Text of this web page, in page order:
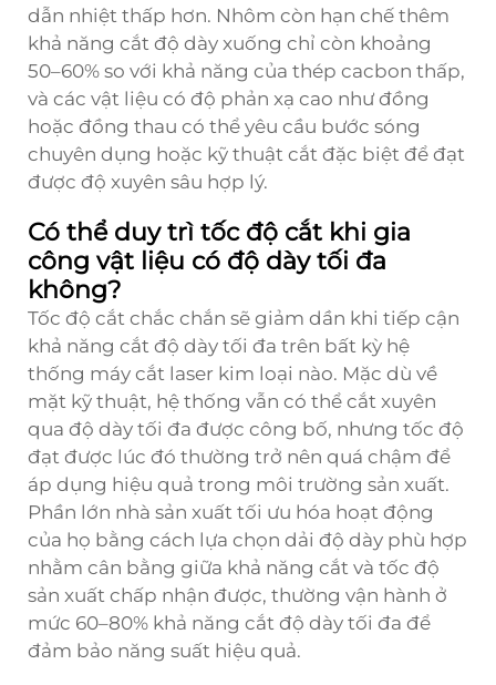
dẫn nhiệt thấp hơn. Nhôm còn hạn chế thêm
khả năng cắt độ dày xuống chỉ còn khoảng
50–60% so với khả năng của thép cacbon thấp,
và các vật liệu có độ phản xạ cao như đồng
hoặc đồng thau có thể yêu cầu bước sóng
chuyên dụng hoặc kỹ thuật cắt đặc biệt để đạt
được độ xuyên sâu hợp lý.
Có thể duy trì tốc độ cắt khi gia
công vật liệu có độ dày tối đa
không?
Tốc độ cắt chắc chắn sẽ giảm dần khi tiếp cận
khả năng cắt độ dày tối đa trên bất kỳ hệ
thống máy cắt laser kim loại nào. Mặc dù về
mặt kỹ thuật, hệ thống vẫn có thể cắt xuyên
qua độ dày tối đa được công bố, nhưng tốc độ
đạt được lúc đó thường trở nên quá chậm để
áp dụng hiệu quả trong môi trường sản xuất.
Phần lớn nhà sản xuất tối ưu hóa hoạt động
của họ bằng cách lựa chọn dải độ dày phù hợp
nhằm cân bằng giữa khả năng cắt và tốc độ
sản xuất chấp nhận được, thường vận hành ở
mức 60–80% khả năng cắt độ dày tối đa để
đảm bảo năng suất hiệu quả.